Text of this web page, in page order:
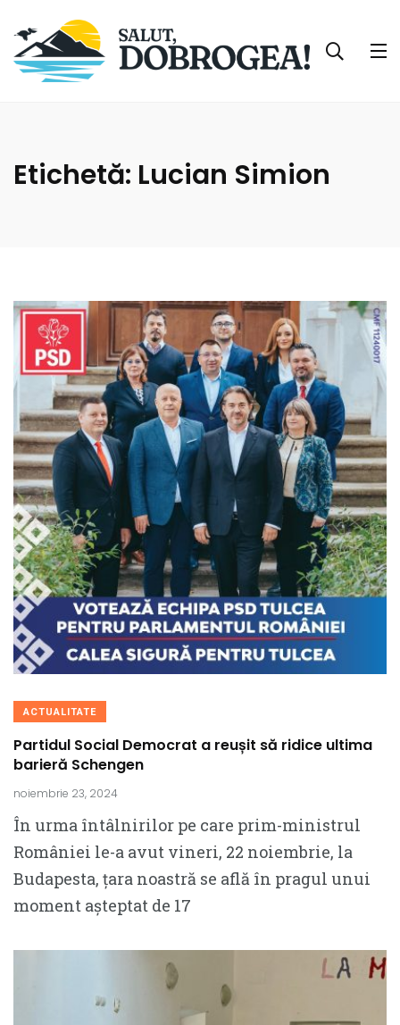
Etichetă: Lucian Simion
ACTUALITATE
Partidul Social Democrat a reușit să ridice ultima
barieră Schengen
noiembrie 23, 2024
În urma întâlnirilor pe care prim-ministrul
României le-a avut vineri, 22 noiembrie, la
Budapesta, țara noastră se află în pragul unui
moment așteptat de 17